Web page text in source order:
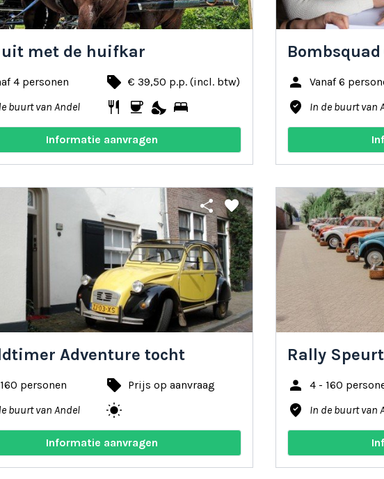
uit met de huifkar
4 personen local_offer € 39,50 p.p. (incl. btw)
buurt van Andel restaurant coffee nights_stay bed
Informatie aanvragen
person
Vanaf 6
where_to_vote In de buurt van
share favorite
Adventure tocht
personen local_offer Prijs op aanvraag
buurt van Andel wb_sunny
Informatie aanvragen
Rally
person
4 - 160
where_to_vote In de buurt van